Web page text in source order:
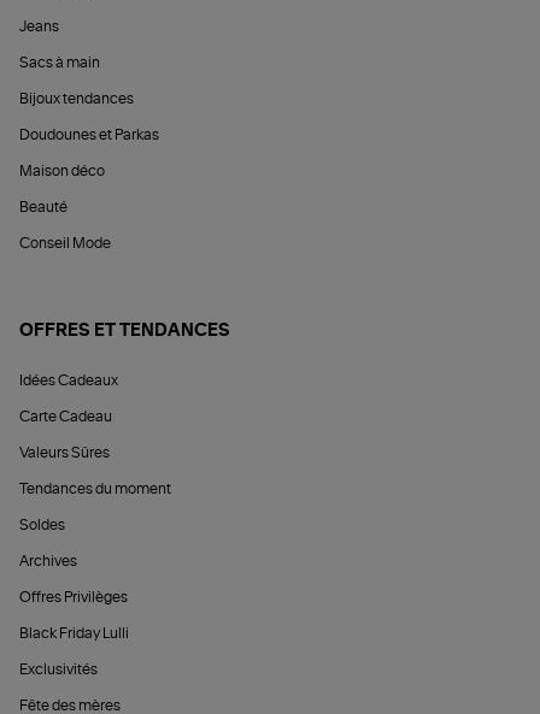
Jeans
Sacs à main
Bijoux tendances
Doudounes et Parkas
Maison déco
Beauté
Conseil Mode
OFFRES ET TENDANCES
Idées Cadeaux
Carte Cadeau
Valeurs Sûres
Tendances du moment
Soldes
Archives
Offres Privilèges
Black Friday Lulli
Exclusivités
Fête des mères